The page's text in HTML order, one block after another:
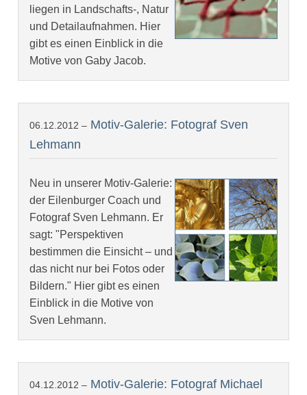
liegen in Landschafts-, Natur
und Detailaufnahmen. Hier
gibt es einen Einblick in die
Motive von Gaby Jacob.
06.12.2012 – Motiv-Galerie: Fotograf Sven
Lehmann
Neu in unserer Motiv-Galerie:
der Eilenburger Coach und
Fotograf Sven Lehmann. Er
sagt: "Perspektiven
bestimmen die Einsicht – und
das nicht nur bei Fotos oder
Bildern." Hier gibt es einen
Einblick in die Motive von
Sven Lehmann.
04.12.2012 – Motiv-Galerie: Fotograf Michael